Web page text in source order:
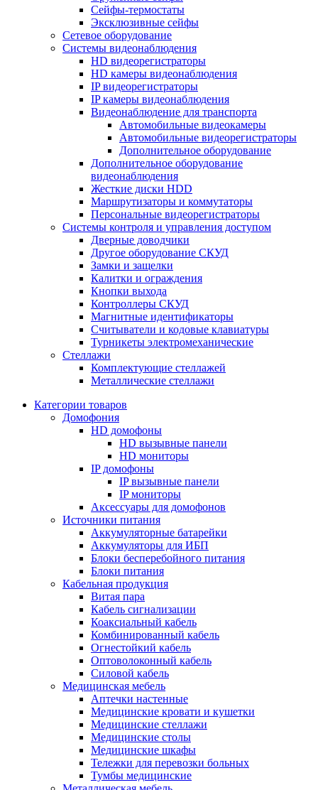
Сейфы-термостаты
Эксклюзивные сейфы
Сетевое оборудование
Системы видеонаблюдения
HD видеорегистраторы
HD камеры видеонаблюдения
IP видеорегистраторы
IP камеры видеонаблюдения
Видеонаблюдение для транспорта
Автомобильные видеокамеры
Автомобильные видеорегистраторы
Дополнительное оборудование
Дополнительное оборудование
видеонаблюдения
Жесткие диски HDD
Маршрутизаторы и коммутаторы
Персональные видеорегистраторы
Системы контроля и управления доступом
Дверные доводчики
Другое оборудование СКУД
Замки и защелки
Калитки и ограждения
Кнопки выхода
Контроллеры СКУД
Магнитные идентификаторы
Считыватели и кодовые клавиатуры
Турникеты электромеханические
Стеллажи
Комплектующие стеллажей
Металлические стеллажи
Категории товаров
Домофония
HD домофоны
HD вызывные панели
HD мониторы
IP домофоны
IP вызывные панели
IP мониторы
Аксессуары для домофонов
Источники питания
Аккумуляторные батарейки
Аккумуляторы для ИБП
Блоки бесперебойного питания
Блоки питания
Кабельная продукция
Витая пара
Кабель сигнализации
Коаксиальный кабель
Комбинированный кабель
Огнестойкий кабель
Оптоволоконный кабель
Силовой кабель
Медицинская мебель
Аптечки настенные
Медицинские кровати и кушетки
Медицинские стеллажи
Медицинские столы
Медицинские шкафы
Тележки для перевозки больных
Тумбы медицинские